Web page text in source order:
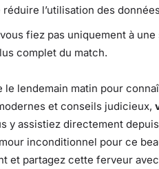
l’utilisation des
fiez pas uniquement à
complet du match.
le lendemain matin pour
et conseils judicieux,
y assistiez directement
inconditionnel pour ce
et partagez cette ferveur